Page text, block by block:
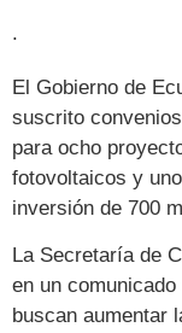
.
El Gobierno de
suscrito
para ocho
fotovoltaicos y
inversión de 700
La Secretaría de
en un
buscan aumentar